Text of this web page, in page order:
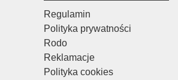
Regulamin
Polityka prywatności
Rodo
Reklamacje
Polityka cookies